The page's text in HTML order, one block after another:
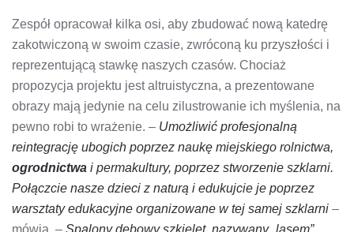
Zespół opracował kilka osi, aby zbudować nową katedrę
zakotwiczoną w swoim czasie, zwróconą ku przyszłości i
reprezentującą stawkę naszych czasów. Chociaż
propozycja projektu jest altruistyczna, a prezentowane
obrazy mają jedynie na celu zilustrowanie ich myślenia, na
pewno robi to wrażenie. – Umożliwić profesjonalną
reintegrację ubogich poprzez naukę miejskiego rolnictwa,
ogrodnictwa i permakultury, poprzez stworzenie szklarni.
Połączcie nasze dzieci z naturą i edukujcie je poprzez
warsztaty edukacyjne organizowane w tej samej szklarni –
mówią. – Spalony dębowy szkielet, nazywany „lasem”,